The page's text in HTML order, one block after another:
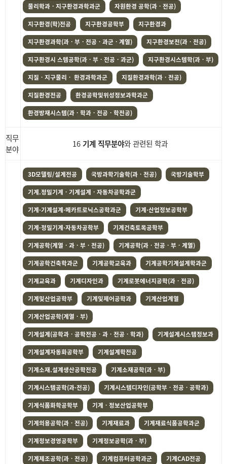
물리학과ㆍ지구환경과학과군
자원환경 공학(과ㆍ전공)
지구환경(학)전공
지구환경공학부
지구환경과
지구환경과학(과ㆍ부ㆍ전공ㆍ과군ㆍ계열)
지구환경보전(과ㆍ전공)
지구환경시 스템공학(과ㆍ부ㆍ전공ㆍ과군)
지구환경시스템학(과ㆍ부)
지질ㆍ지구물리ㆍ 환경과학과군
지질환경과학(과ㆍ전공)
지질환경전공
환경공학및위성정보과학과군
환경방재시스템(과ㆍ학과ㆍ전공ㆍ학전공)
직무
분야
16 기계 직무분야와 관련된 학과
3D모델링/설계전공 국방과학기술학(과ㆍ전공)
국방기술학부
기계.정밀기계ㆍ기계설계ㆍ자동차공학과군
기계·기계설계·메카트로닉스공학과군
기계·산업정보공학부
기계·정밀기계·자동차공학부
기계건축토목공학부
기계공학(계열ㆍ과ㆍ부ㆍ전공)
기계공학(과ㆍ전공ㆍ부ㆍ계열)
기계공학건축학과군
기계공학교육과
기계공학기계설계학과군
기계교육과
기계디자인과
기계로봇에너지공학(과ㆍ전공)
기계및산업공학부
기계및제어공학과
기계산업계열
기계산업공학(계열ㆍ부)
기계설계(공학과ㆍ공학전공ㆍ과ㆍ전공ㆍ학과)
기계설계시스템정보과
기계설계자동화공학부
기계설계학전공
기계소재.설계생산공학전공
기계소재공학(과ㆍ부)
기계시스템공학(과·전공)
기계시스템디자인(공학부ㆍ전공ㆍ공학과)
기계식품화학공학부
기계ㆍ정보산업공학부
기계의용공학(과ㆍ전공)
기계재료과
기계재료식품공학과군
기계정보경영공학부
기계정보공학(과ㆍ부)
기계제조공학(과ㆍ전공)
기계컴퓨터공학과군
기계CAD전공